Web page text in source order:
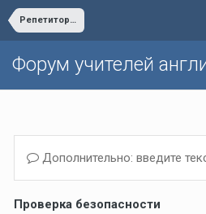
Репетиторство по английскому языку/Private lessons
Форум учителей
Дополнительно: введите
Проверка безопасности